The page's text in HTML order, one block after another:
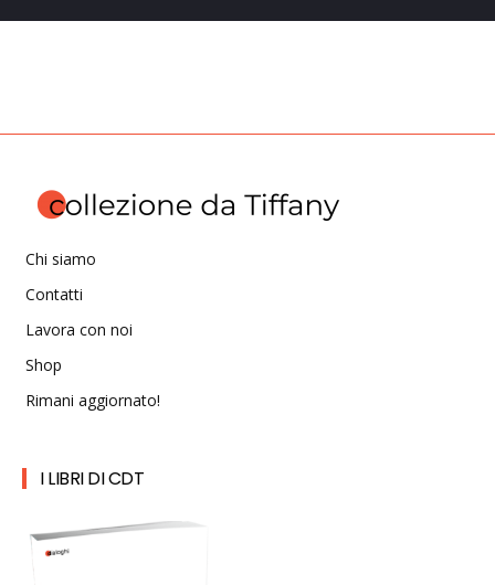
Chi siamo
Contatti
Lavora con noi
Shop
Rimani aggiornato!
I LIBRI DI CDT